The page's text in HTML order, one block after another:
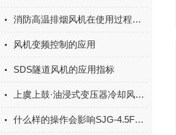
消防高温排烟风机在使用过程中需要检查哪些方面？
风机变频控制的应用
SDS隧道风机的应用指标
上虞上鼓·油浸式变压器冷却风扇安装注意事项
什么样的操作会影响SJG-4.5F玻璃钢斜流风机的使用寿命